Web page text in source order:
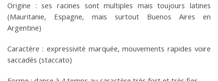
Origine : ses racines sont multiples mais toujours latines
(Mauritanie, Espagne, mais surtout Buenos Aires en
Argentine)
Caractère : expressivité marquée, mouvements rapides voire
saccadés (staccato)